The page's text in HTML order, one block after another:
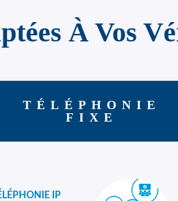
À Vos
TÉLÉPHONIE
FIXE
IP